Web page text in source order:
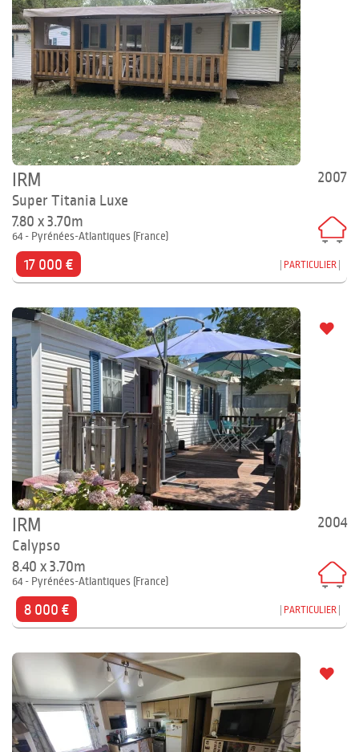
2007
IRM
Super Titania Luxe
7.80 x 3.70m
64 - Pyrénées-Atlantiques (France)
17 000 € PARTICULIER
2004
IRM
Calypso
8.40 x 3.70m
64 - Pyrénées-Atlantiques (France)
8 000 € PARTICULIER